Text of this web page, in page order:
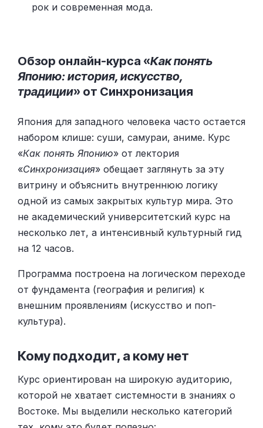
рок и современная мода.
Обзор онлайн-курса «Как понять
Японию: история, искусство,
традиции» от Синхронизация
Япония для западного человека часто остается
набором клише: суши, самураи, аниме. Курс
«Как понять Японию» от лектория
«Синхронизация» обещает заглянуть за эту
витрину и объяснить внутреннюю логику
одной из самых закрытых культур мира. Это
не академический университетский курс на
несколько лет, а интенсивный культурный гид
на 12 часов.
Программа построена на логическом переходе
от фундамента (география и религия) к
внешним проявлениям (искусство и поп-
культура).
Кому подходит, а кому нет
Курс ориентирован на широкую аудиторию,
которой не хватает системности в знаниях о
Востоке. Мы выделили несколько категорий